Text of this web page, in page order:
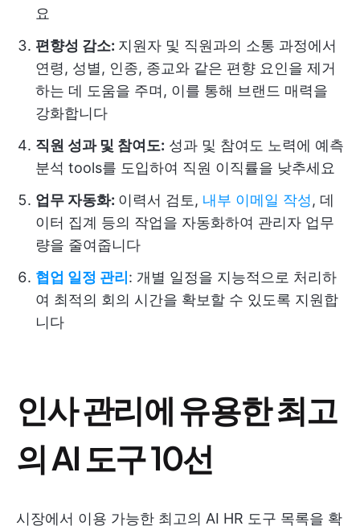
요
편향성 감소: 지원자 및 직원과의 소통 과정에서
연령, 성별, 인종, 종교와 같은 편향 요인을 제거
하는 데 도움을 주며, 이를 통해 브랜드 매력을
강화합니다
직원 성과 및 참여도: 성과 및 참여도 노력에 예측
분석 tools를 도입하여 직원 이직률을 낮추세요
업무 자동화: 이력서 검토, 내부 이메일 작성, 데
이터 집계 등의 작업을 자동화하여 관리자 업무
량을 줄여줍니다
협업 일정 관리 : 개별 일정을 지능적으로 처리하
여 최적의 회의 시간을 확보할 수 있도록 지원합
니다
인사 관리에 유용한 최고
의 AI 도구 10선
시장에서 이용 가능한 최고의 AI HR 도구 목록을 확